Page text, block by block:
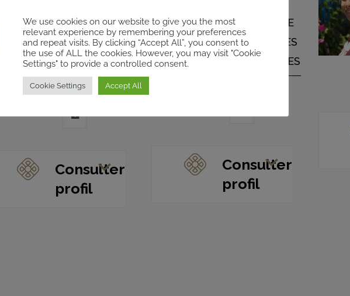
DE LA
GESTION
ADMINISTRATIVE
Consulter
profil
SECRETAIRE
EN LANGUES
ETRANGERES
Consulter
profil
We use cookies on our website to give you the most
relevant experience by remembering your preferences
and repeat visits. By clicking “Accept All”, you consent to
the use of ALL the cookies. However, you may visit "Cookie
Settings" to provide a controlled consent.
Cookie Settings Accept All